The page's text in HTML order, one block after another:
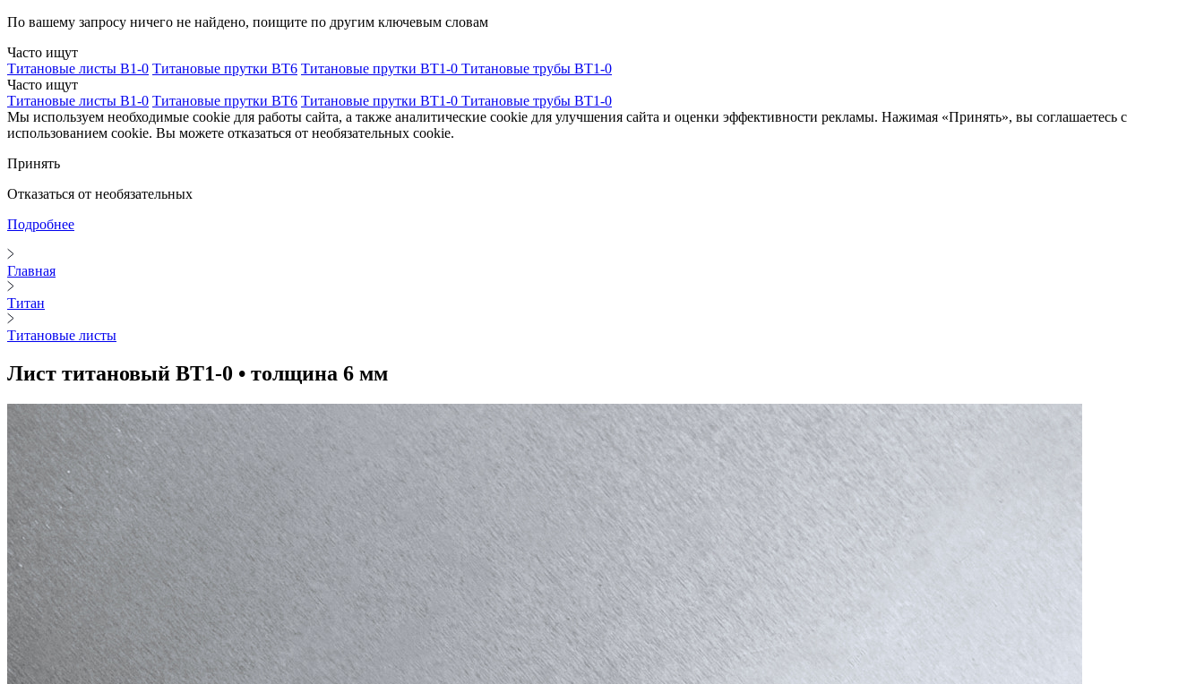
По вашему запросу ничего не найдено, поищите по другим ключевым словам
Часто ищут
Титановые листы В1-0 Титановые прутки ВТ6 Титановые прутки ВТ1-0 Титановые трубы ВТ1-0
Часто ищут
Титановые листы В1-0 Титановые прутки ВТ6 Титановые прутки ВТ1-0 Титановые трубы ВТ1-0
Мы используем необходимые cookie для работы сайта, а также аналитические cookie для улучшения сайта и оценки эффективности рекламы. Нажимая «Принять», вы соглашаетесь с
использованием cookie. Вы можете отказаться от необязательных cookie.
Принять
Отказаться от необязательных
Подробнее
Главная
Титан
Титановые листы
Лист титановый ВТ1-0 • толщина 6 мм